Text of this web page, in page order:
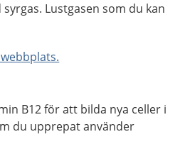
Lustgasen som du kan
B12 för att bilda nya celler i
du upprepat använder